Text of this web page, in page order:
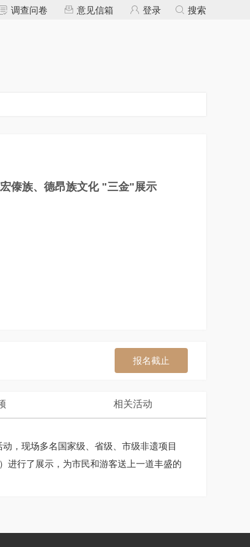
调查问卷 意见信箱 登录 搜索
傣族、德昂族文化 "三金"展示
报名截止
相关活动
，现场多名国家级、省级、市级非遗项目
进行了展示，为市民和游客送上一道丰盛的